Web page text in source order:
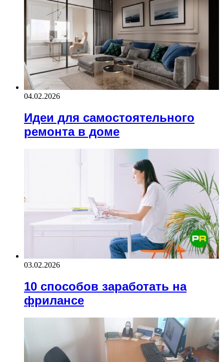
04.02.2026
Идеи для самостоятельного
ремонта в доме
03.02.2026
10 способов заработать на
фрилансе